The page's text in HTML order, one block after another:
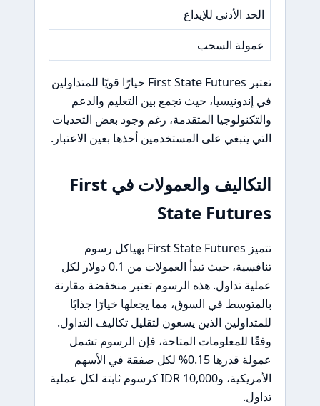
الحد الأدنى للإيداع
عمولة السحب
تعتبر First State Futures خيارًا قويًا للمتداولين
في إندونيسيا، حيث تجمع بين التعليم والدعم
والتكنولوجيا المتقدمة، رغم وجود بعض التحديات
التي ينبغي على المستخدمين أخذها بعين الاعتبار.
التكاليف والعمولات في First
State Futures
تتميز First State Futures بهياكل رسوم
تنافسية، حيث تبدأ العمولات من 0.1 دولار لكل
عملية تداول. هذه الرسوم تعتبر منخفضة مقارنة
بالمتوسط في السوق، مما يجعلها خيارًا جذابًا
للمتداولين الذين يسعون لتقليل تكاليف التداول.
وفقًا للمعلومات المتاحة، فإن الرسوم تشمل
عمولة قدرها 0.15% لكل صفقة في الأسهم
الأمريكية، و10,000 IDR كرسوم ثابتة لكل عملية
تداول.